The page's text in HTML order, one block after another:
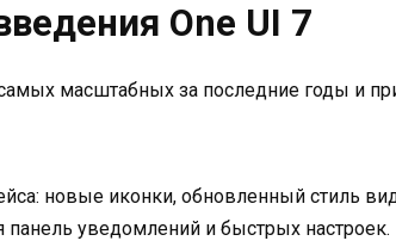
One UI 7
масштабных за последние годы и
новые иконки, обновленный стиль
панель уведомлений и быстрых настроек.